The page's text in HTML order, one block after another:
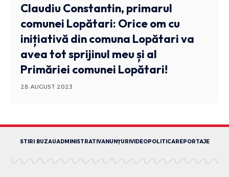
Claudiu Constantin, primarul
comunei Lopătari: Orice om cu
inițiativă din comuna Lopătari va
avea tot sprijinul meu și al
Primăriei comunei Lopătari!
28 AUGUST 2023
STIRI BUZAUADMINISTRATIVANUNȚURI VIDEOPOLITICAREPORTAJE